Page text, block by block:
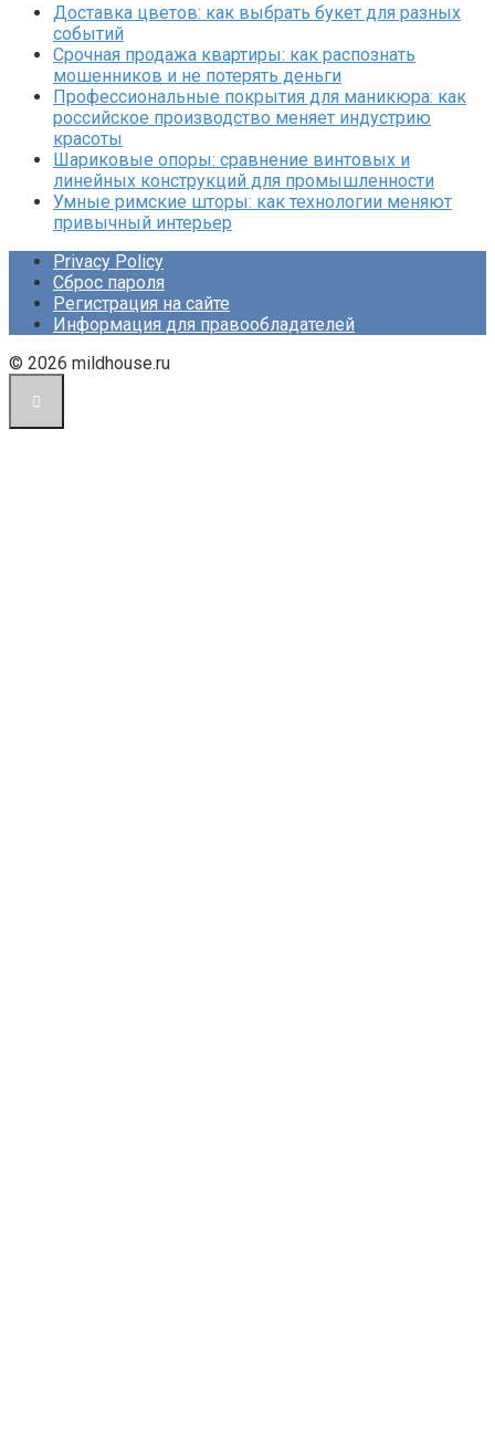
Доставка цветов: как выбрать букет для разных
событий
Срочная продажа квартиры: как распознать
мошенников и не потерять деньги
Профессиональные покрытия для маникюра: как
российское производство меняет индустрию
красоты
Шариковые опоры: сравнение винтовых и
линейных конструкций для промышленности
Умные римские шторы: как технологии меняют
привычный интерьер
Privacy Policy
Сброс пароля
Регистрация на сайте
Информация для правообладателей
© 2026 mildhouse.ru